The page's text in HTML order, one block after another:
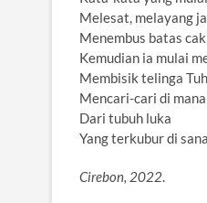
Melesat, melayang
Menembus batas
Kemudian ia mulai
Membisik telinga
Mencari-cari di
Dari tubuh luka
Yang terkubur di sana
Cirebon, 2022.